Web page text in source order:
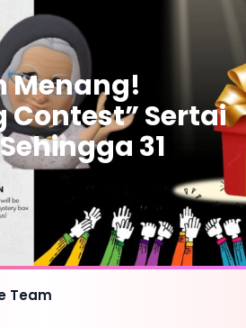
Menang!
Contest” Sertai
31
Team